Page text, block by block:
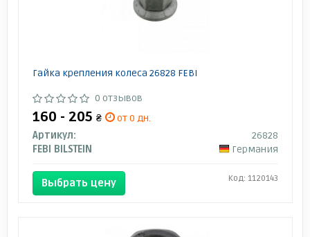
Гайка крепления колеса 26828 FEBI
0 отзывов
160 - 205 ₴
от 0 дн.
Артикул:
26828
FEBI BILSTEIN
Германия
Выбрать цену Код: 1120143